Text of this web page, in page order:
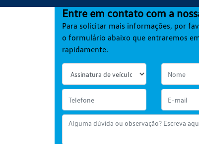
Entre em contato com a
Para solicitar mais informações, por
o formulário abaixo que entraremos
rapidamente.